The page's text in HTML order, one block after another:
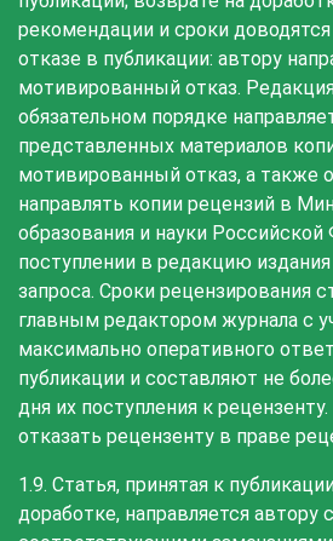
рекомендации и сроки
отказе в публикации: автору
мотивированный отказ.
обязательном порядке
представленных материалов
мотивированный отказ, а также
направлять копии рецензий в
образования и науки
поступлении в редакцию
запроса. Сроки рецензирования
главным редактором журнала с
максимально оперативного
публикации и составляют не
дня их поступления к
отказать рецензенту в праве
1.9. Статья, принятая к
доработке, направляется автору с